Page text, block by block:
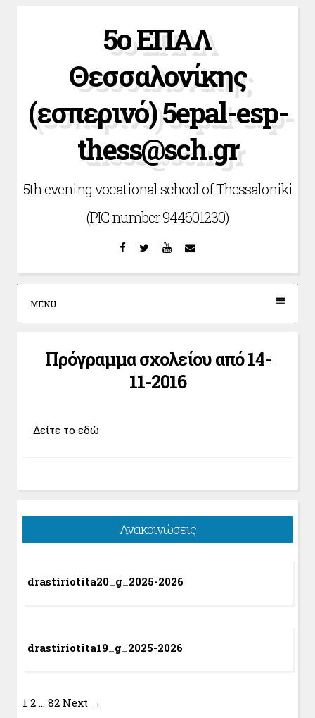
5ο ΕΠΑΛ
Θεσσαλονίκης
(εσπερινό) 5epal-esp-
thess@sch.gr
5th evening vocational school of Thessaloniki
(PIC number 944601230)
Facebook
Twitter YouTube
MENU
Πρόγραμμα σχολείου από 14-
11-2016
Δείτε το εδώ
Ανακοινώσεις
drastiriotita20_g_2025-2026
drastiriotita19_g_2025-2026
1 2 … 82 Next →